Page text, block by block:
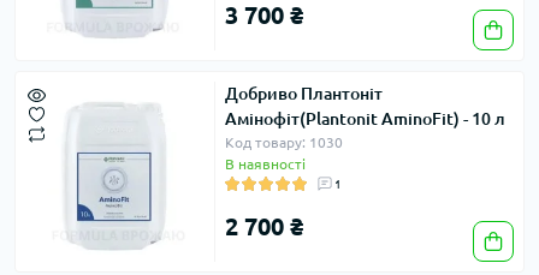
3 700 ₴
Добриво Плантоніт
Амінофіт(Plantonit AminoFit) - 10 л
Код товару: 1030
В наявності
1
2 700 ₴